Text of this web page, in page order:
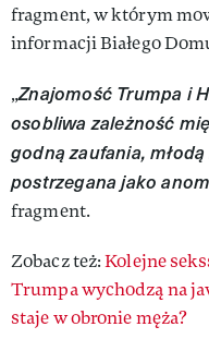
fragment, w którym
informacji Białego
„Znajomość Trumpa i
osobliwa zależność
godną zaufania,
postrzegana jako
fragment.
Zobacz też:Kolejne
Trumpa wychodzą na
staje w obronie męża?